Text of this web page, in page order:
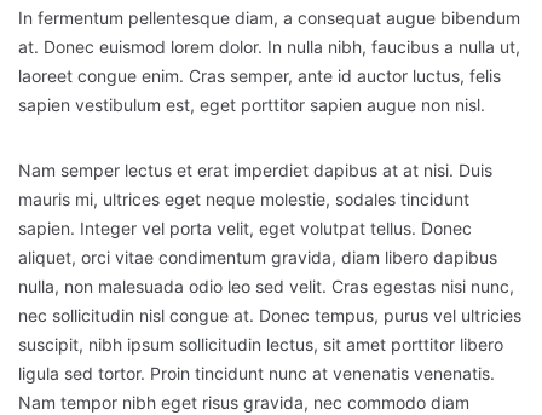
In fermentum pellentesque diam, a consequat augue bibendum
at. Donec euismod lorem dolor. In nulla nibh, faucibus a nulla ut,
laoreet congue enim. Cras semper, ante id auctor luctus, felis
sapien vestibulum est, eget porttitor sapien augue non nisl.
Nam semper lectus et erat imperdiet dapibus at at nisi. Duis
mauris mi, ultrices eget neque molestie, sodales tincidunt
sapien. Integer vel porta velit, eget volutpat tellus. Donec
aliquet, orci vitae condimentum gravida, diam libero dapibus
nulla, non malesuada odio leo sed velit. Cras egestas nisi nunc,
nec sollicitudin nisl congue at. Donec tempus, purus vel ultricies
suscipit, nibh ipsum sollicitudin lectus, sit amet porttitor libero
ligula sed tortor. Proin tincidunt nunc at venenatis venenatis.
Nam tempor nibh eget risus gravida, nec commodo diam